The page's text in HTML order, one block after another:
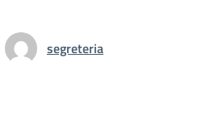
segreteria